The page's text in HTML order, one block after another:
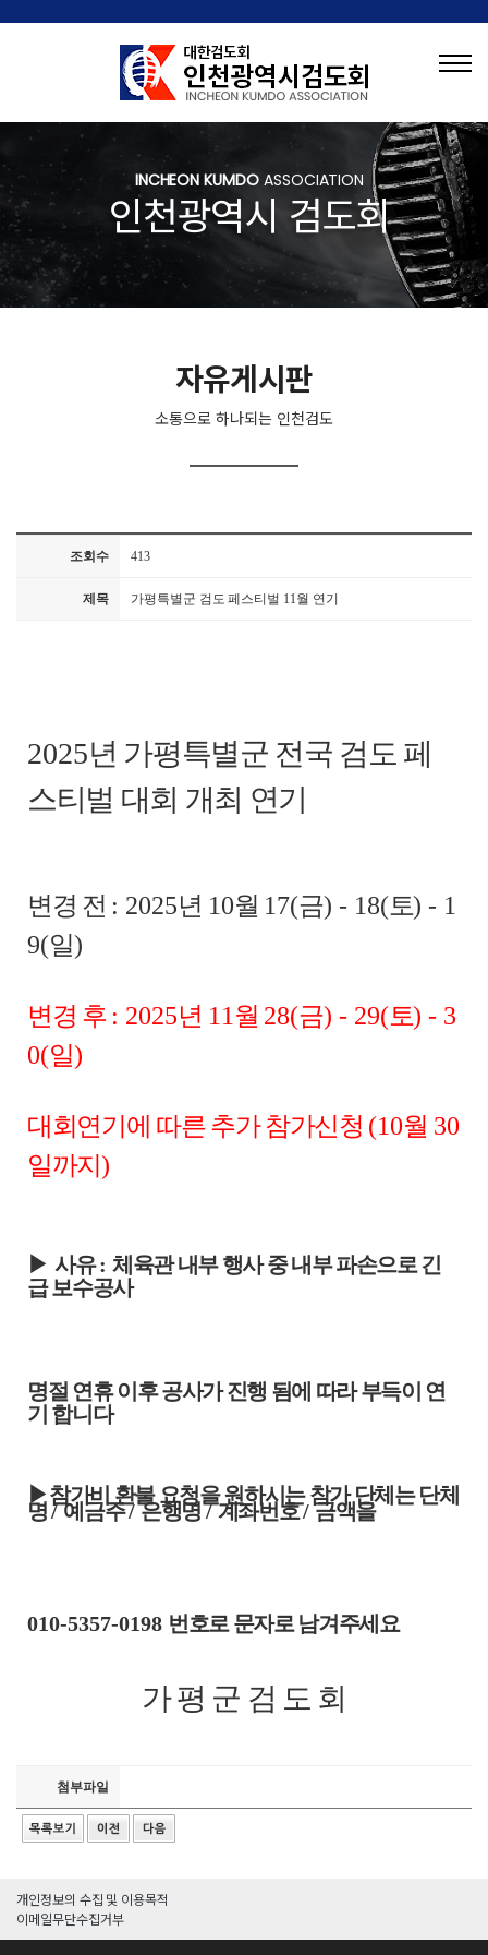
INCHEON KUMDOASSOCIATION
인천광역시 검도회
자유게시판
소통으로 하나되는 인천검도
조회수 413
제목 가평특별군 검도 페스티벌 11월 연기
2025년 가평특별군 전국 검도 페
스티벌 대회 개최 연기
변경 전 : 2025년 10월 17(금) - 18(토) - 1
9(일)
변경 후 : 2025년 11 월 28(금) - 29(토) - 3
0(일)
대회연기에 따른 추가 참가신청 (10월 30
일까지)
▶ 사유:체육관 내부 행사 중 내부 파손으로 긴
급 보수공사
명절 연휴 이후 공사가 진행 됨에 따라 부득이 연
기 합니다
▶참가비 환불 요청을 원하시는 참가 단체는단체
명/예금주/은행명/계좌번호/금액을
010-5357-0198 번호로 문자로 남겨주세요
가 평 군 검 도 회
첨부파일
개인정보의 수집 및 이용목적
이메일무단수집거부